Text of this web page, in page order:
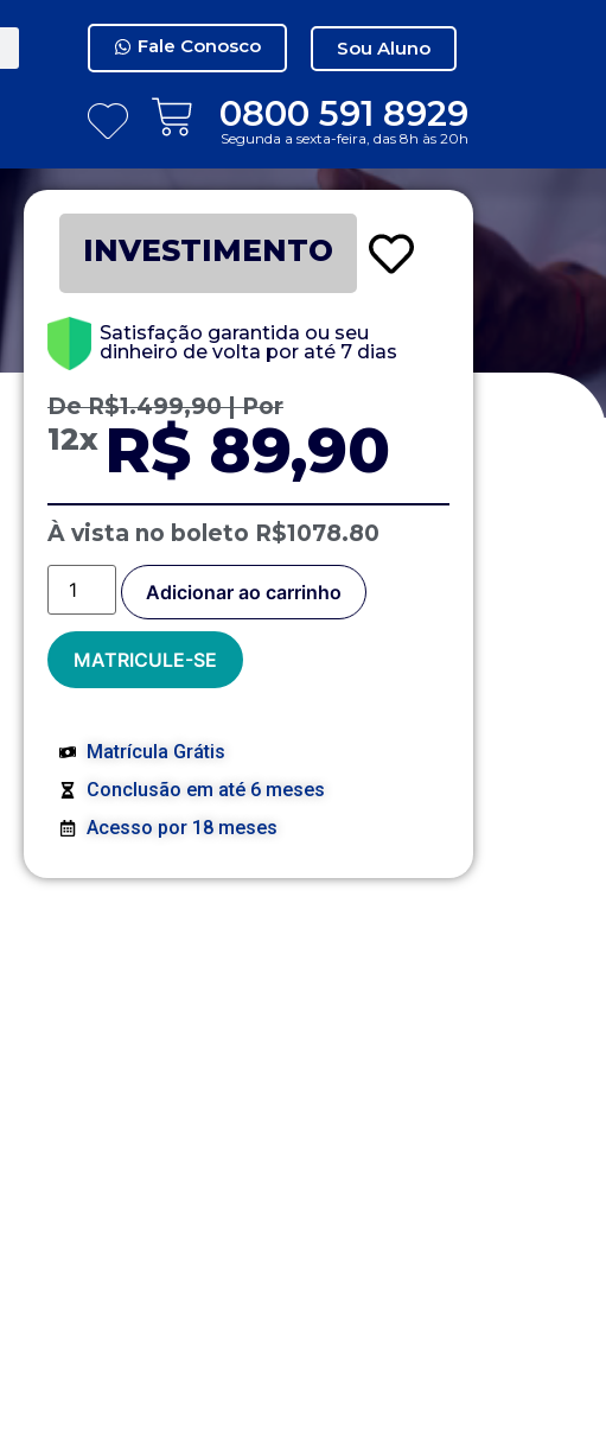
Fale Conosco Sou Aluno
0800 591 8929
Segunda a sexta-feira, das 8h às 20h
INVESTIMENTO
Satisfação garantida ou seu
dinheiro de volta por até 7 dias
DeR$1.499,90| Por
12x R$ 89,90
À vista no boleto R$1078.80
Adicionar ao carrinho
MATRICULE-SE
Matrícula Grátis
Conclusão em até 6 meses
Acesso por 18 meses